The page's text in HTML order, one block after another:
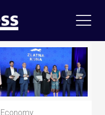
Economy